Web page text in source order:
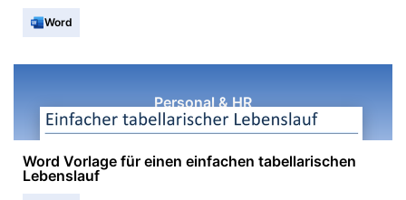
Word
Personal & HR
Word Vorlage für einen einfachen tabellarischen
Lebenslauf